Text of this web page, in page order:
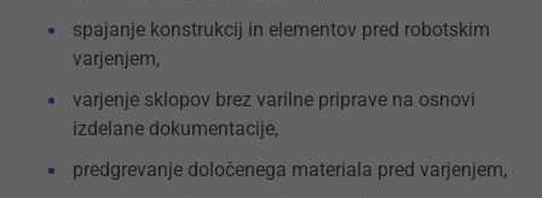
spajanje konstrukcij in elementov pred robotskim
varjenjem,
varjenje sklopov brez varilne priprave na osnovi
izdelane dokumentacije,
predgrevanje določenega materiala pred varjenjem,